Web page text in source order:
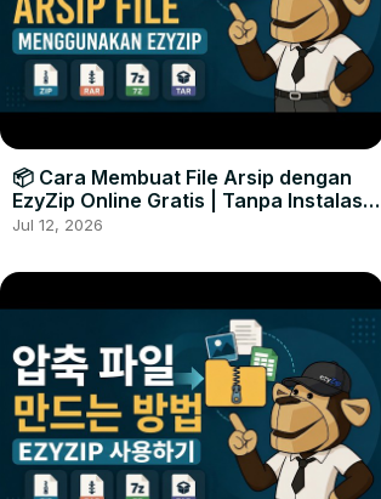
📦 Cara Membuat File Arsip dengan
EzyZip Online Gratis | Tanpa Instalasi
Perangkat Lunak
Jul 12, 2026